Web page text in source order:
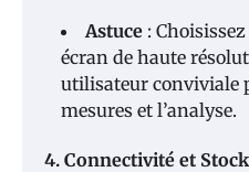
Astuce :
écran de haute
utilisateur conviviale
mesures et l’analyse.
4. Connectivité et